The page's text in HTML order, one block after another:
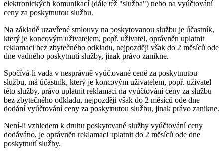
elektronických komunikací (dále též "služba") nebo na vyúčtování
ceny za poskytnutou službu.
Na základě uzavřené smlouvy na poskytovanou službu je účastník,
který je koncovým uživatelem, popř. uživatel, oprávněn uplatnit
reklamaci bez zbytečného odkladu, nejpozději však do 2 měsíců ode
dne vadného poskytnutí služby, jinak právo zanikne.
Spočívá-li vada v nesprávně vyúčtované ceně za poskytnutou
službu, má účastník, který je koncovým uživatelem, popř. uživatel
této služby, právo uplatnit reklamaci na vyúčtování ceny za službu
bez zbytečného odkladu, nejpozději však do 2 měsíců ode dne
dodání vyúčtování ceny za poskytnutou službu, jinak právo zanikne.
Není-li vzhledem k druhu poskytované služby vyúčtování ceny
dodáváno, je oprávněn reklamaci uplatnit do 2 měsíců ode dne
poskytnutí služby.